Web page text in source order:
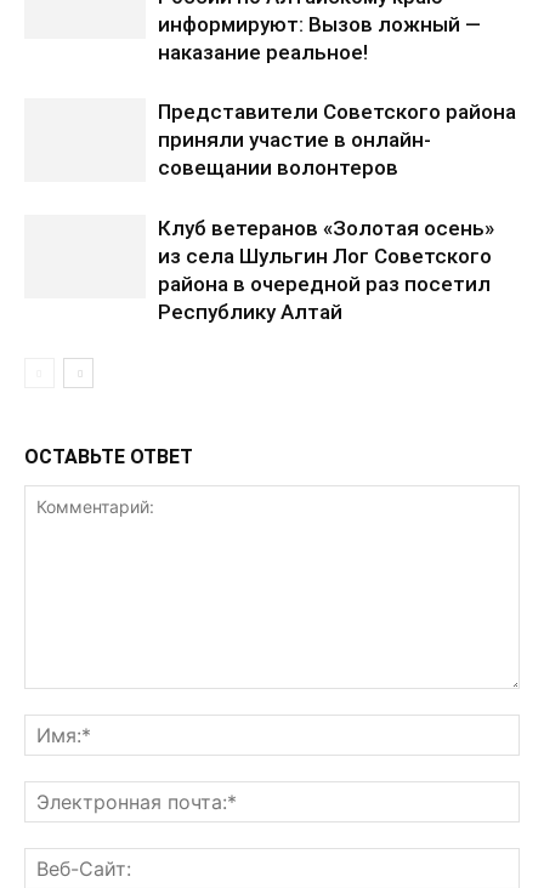
информируют: Вызов ложный —
наказание реальное!
Представители Советского района
приняли участие в онлайн-
совещании волонтеров
Клуб ветеранов «Золотая осень»
из села Шульгин Лог Советского
района в очередной раз посетил
Республику Алтай
ОСТАВЬТЕ ОТВЕТ